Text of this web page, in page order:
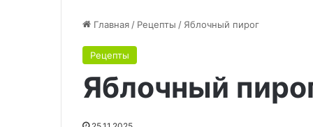
Главная / Рецепты / Яблочный пирог
Рецепты
Яблочныйягодное
мороженое